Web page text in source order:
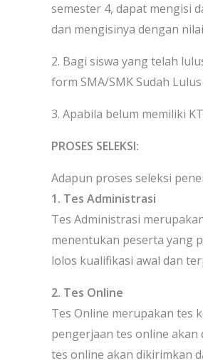
semester 4, dapat mengisi
dan mengisinya dengan
2. Bagi siswa yang telah
form SMA/SMK Sudah
3. Apabila belum memiliki
PROSES SELEKSI:
Adapun proses seleksi
1. Tes Administrasi
Tes Administrasi
menentukan peserta yang
lolos kualifikasi awal dan
2. Tes Online
Tes Online merupakan tes
pengerjaan tes online
tes online akan dikirimkan